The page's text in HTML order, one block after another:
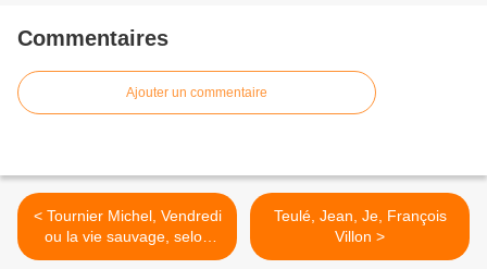
Commentaires
Ajouter un commentaire
< Tournier Michel, Vendredi
ou la vie sauvage, selon
Leïla, 5B
Teulé, Jean, Je, François
Villon >